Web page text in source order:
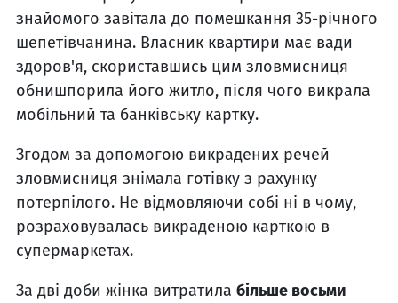
знайомого завітала до помешкання 35-річного
шепетівчанина. Власник квартири має вади
здоров'я, скориставшись цим зловмисниця
обнишпорила його житло, після чого викрала
мобільний та банківську картку.
Згодом за допомогою викрадених речей
зловмисниця знімала готівку з рахунку
потерпілого. Не відмовляючи собі ні в чому,
розраховувалась викраденою карткою в
супермаркетах.
За дві доби жінка витратила більше восьми